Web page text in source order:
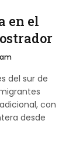
en el
del sur de
con
desde